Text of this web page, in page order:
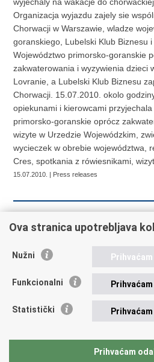
Organizacja wyjazdu zajely sie
Chorwacji w Warszawie, wladze
goranskiego, Lubelski Klub Biznesu i
Województwo primorsko-goranskie
zakwaterowania i wyzywienia dzieci
Lovranie, a Lubelski Klub Biznesu
Chorwacji. 15.07.2010. okolo
opiekunami i kierowcami
primorsko-goranskie oprócz
wizyte w Urzedzie Wojewódzkim,
wycieczek w obrebie województwa,
Cres, spotkania z rówiesnikami,
15.07.2010. | Press releases
«« « Previous 91 92
REPUBLIC OF CROATIA Ministry
4569 964 faks: +385 (0)1 4551
ministarstvo@mvep.hr
Ova stranica upotrebljava
Nužni Prihvaćam
Funkcionalni Prihvaćam
Statistički Prihvaćam
Prihvaćam